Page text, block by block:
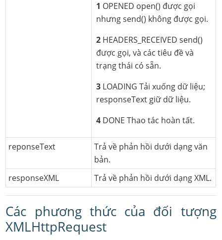
1 OPENED open() được gọi
nhưng send() không được gọi.
2HEADERS_RECEIVED send()
được gọi, và các tiêu đề và
trạng thái có sẵn.
3LOADING Tải xuống dữ liệu;
responseText giữ dữ liệu.
4DONE Thao tác hoàn tất.
reponseText
Trả về phản hồi dưới dạng văn
bản.
responseXML
Trả về phản hồi dưới dạng XML.
Các phương thức của đối tượng
XMLHttpRequest